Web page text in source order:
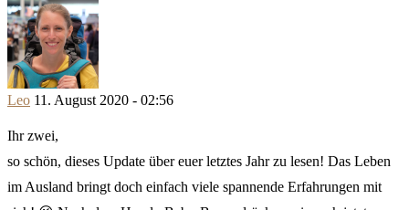
Leo 11. August 2020 - 02:56
Ihr zwei,
so schön, dieses Update über euer letztes Jahr zu lesen! Das Leben
im Ausland bringt doch einfach viele spannende Erfahrungen mit